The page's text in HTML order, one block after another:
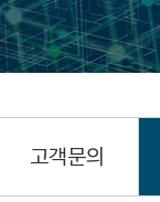
고객문의